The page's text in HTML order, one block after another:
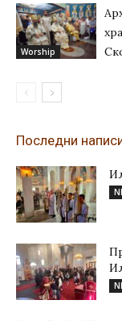
Worship
Последни